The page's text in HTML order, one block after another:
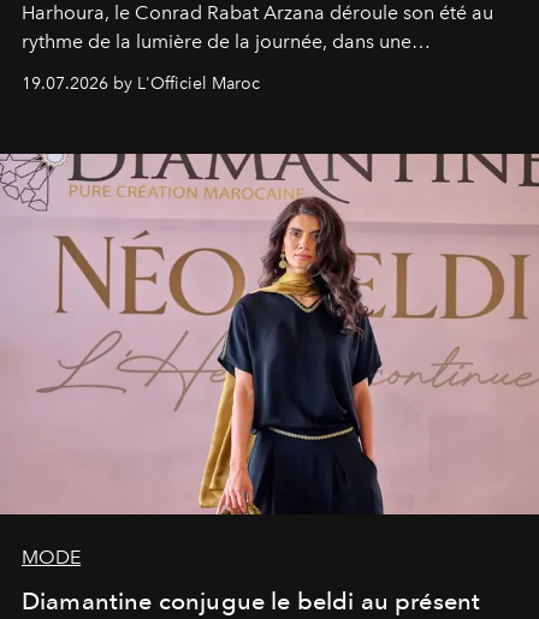
Harhoura, le Conrad Rabat Arzana déroule son été au
rythme de la lumière de la journée, dans une
programmation pensée comme une succession de
rendez-vous avec l’océan.
19.07.2026 by L'Officiel Maroc
MODE
Diamantine conjugue le beldi au présent